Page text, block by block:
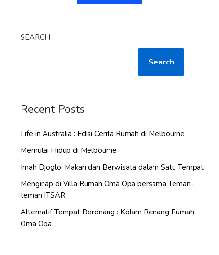
SEARCH
Search
Recent Posts
Life in Australia : Edisi Cerita Rumah di Melbourne
Memulai Hidup di Melbourne
Imah Djoglo, Makan dan Berwisata dalam Satu Tempat
Menginap di Villa Rumah Oma Opa bersama Teman-
teman ITSAR
Alternatif Tempat Berenang : Kolam Renang Rumah
Oma Opa